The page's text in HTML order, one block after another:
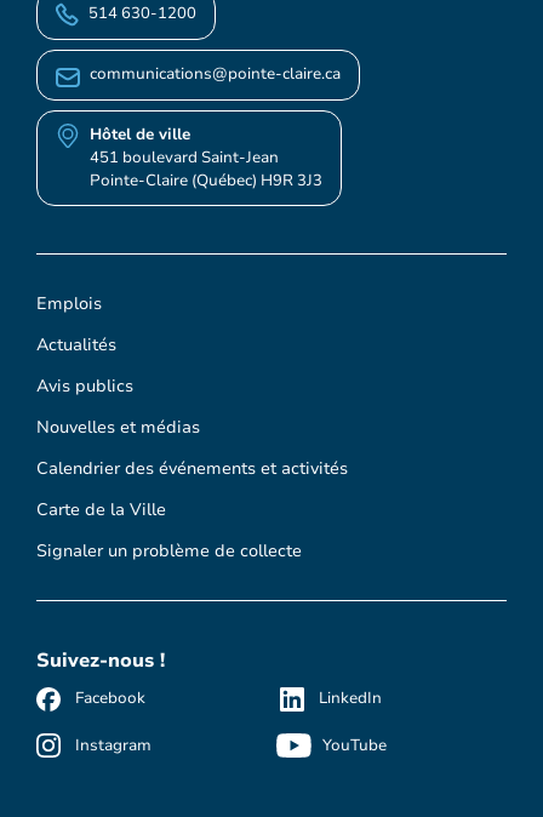
Emplois
Actualités
Avis publics
Nouvelles et médias
Calendrier des événements et activités
Carte de la Ville
Signaler un problème de collecte
514 630-1200
communications@pointe-claire.ca
Hôtel de ville
451 boulevard Saint-Jean
Pointe-Claire (Québec) H9R 3J3
Suivez-nous !
Facebook
Instagram
LinkedIn
YouTube